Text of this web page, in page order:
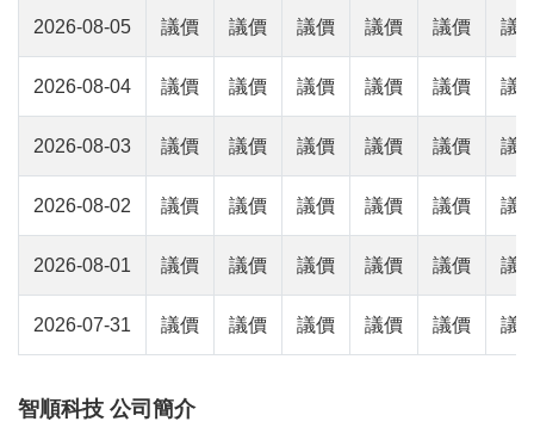
2026-08-05 議價 議價 議價 議價 議價 議
2026-08-04 議價 議價 議價 議價 議價 議
2026-08-03 議價 議價 議價 議價 議價 議
2026-08-02 議價 議價 議價 議價 議價 議
2026-08-01 議價 議價 議價 議價 議價 議
2026-07-31 議價 議價 議價 議價 議價 議
智順科技 公司簡介